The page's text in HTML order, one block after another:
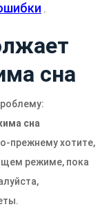
.
сна
сна
прежнему хотите,
режиме, пока